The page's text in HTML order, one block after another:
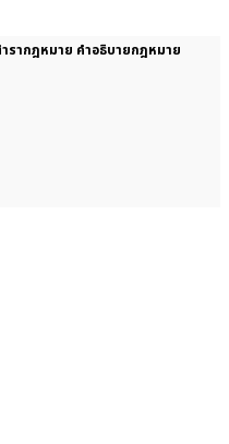
รากฎหมาย คำอธิบายกฎหมาย